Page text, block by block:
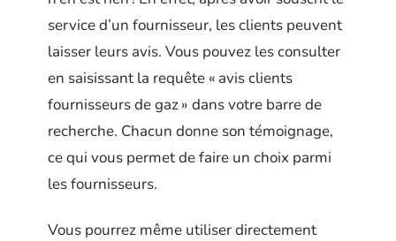
service d’un fournisseur, les clients peuvent
laisser leurs avis. Vous pouvez les consulter
en saisissant la requête « avis clients
fournisseurs de gaz » dans votre barre de
recherche. Chacun donne son témoignage,
ce qui vous permet de faire un choix parmi
les fournisseurs.
Vous pourrez même utiliser directement